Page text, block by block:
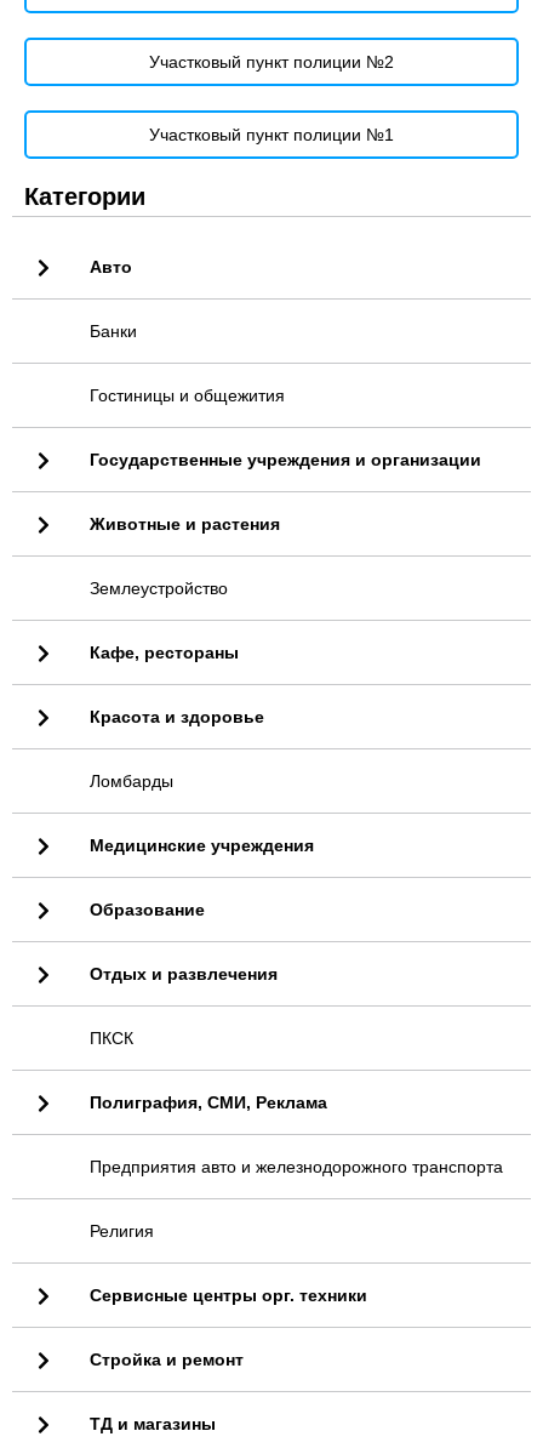
Участковый пункт полиции №2
Участковый пункт полиции №1
Категории
Авто
Банки
Гостиницы и общежития
Государственные учреждения и организации
Животные и растения
Землеустройство
Кафе, рестораны
Красота и здоровье
Ломбарды
Медицинские учреждения
Образование
Отдых и развлечения
ПКСК
Полиграфия, СМИ, Реклама
Предприятия авто и железнодорожного транспорта
Религия
Сервисные центры орг. техники
Стройка и ремонт
ТД и магазины